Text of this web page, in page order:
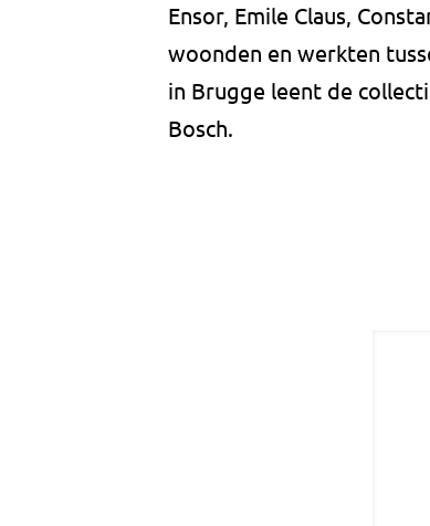
Ensor, Emile Claus,
woonden en werkten
in Brugge leent de
Bosch.